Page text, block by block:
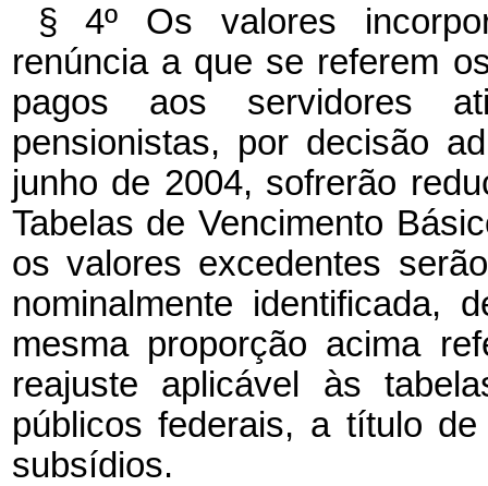
§ 4º Os valores
renúncia a que se referem
pagos aos servidores
pensionistas, por decisão
junho de 2004, sofrerão
Tabelas de Vencimento
os valores excedentes
nominalmente identificada,
mesma proporção acima
reajuste aplicável às
públicos federais, a título
subsídios.